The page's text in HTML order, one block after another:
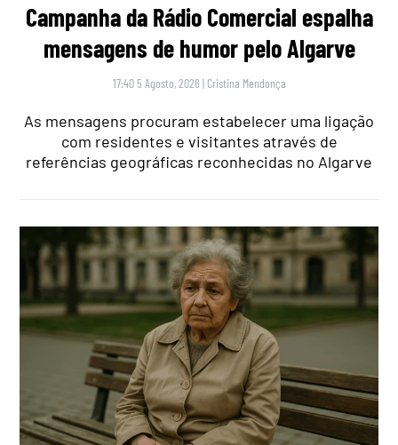
Campanha da Rádio Comercial espalha
mensagens de humor pelo Algarve
17:40 5 Agosto, 2026 | Cristina Mendonça
As mensagens procuram estabelecer uma ligação
com residentes e visitantes através de
referências geográficas reconhecidas no Algarve